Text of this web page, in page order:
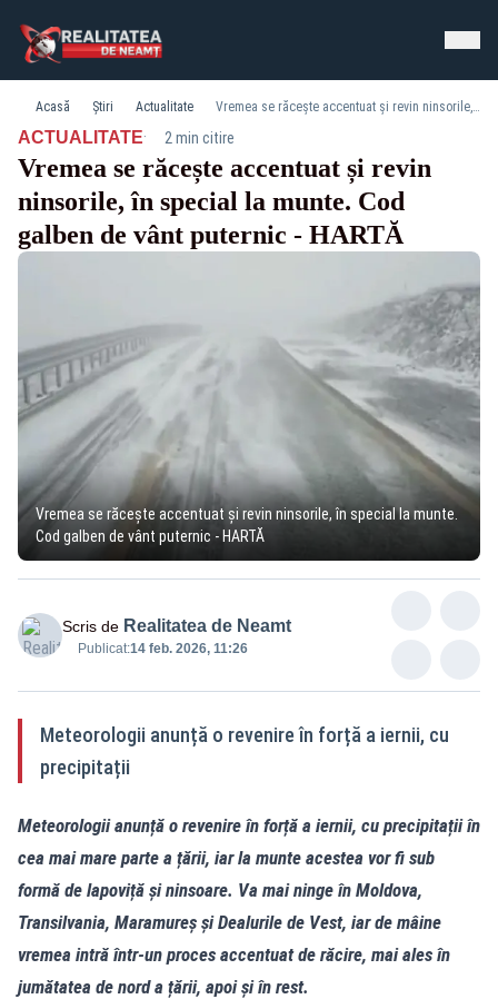
Acasă Știri Actualitate Vremea se răcește accentuat și revin ninsorile, în special la munte. Cod galben de vânt puternic - HARTĂ
ACTUALITATE· 2 min citire
Vremea se răcește accentuat și revin
ninsorile, în special la munte. Cod
galben de vânt puternic - HARTĂ
Vremea se răcește accentuat și revin ninsorile, în special la munte.
Cod galben de vânt puternic - HARTĂ
Scris de Realitatea de Neamt
Publicat:14 feb. 2026, 11:26
Meteorologii anunță o revenire în forță a iernii, cu
precipitații
Meteorologii anunță o revenire în forță a iernii, cu precipitații în
cea mai mare parte a țării, iar la munte acestea vor fi sub
formă de lapoviță și ninsoare. Va mai ninge în Moldova,
Transilvania, Maramureș și Dealurile de Vest, iar de mâine
vremea intră într-un proces accentuat de răcire, mai ales în
jumătatea de nord a țării, apoi și în rest.